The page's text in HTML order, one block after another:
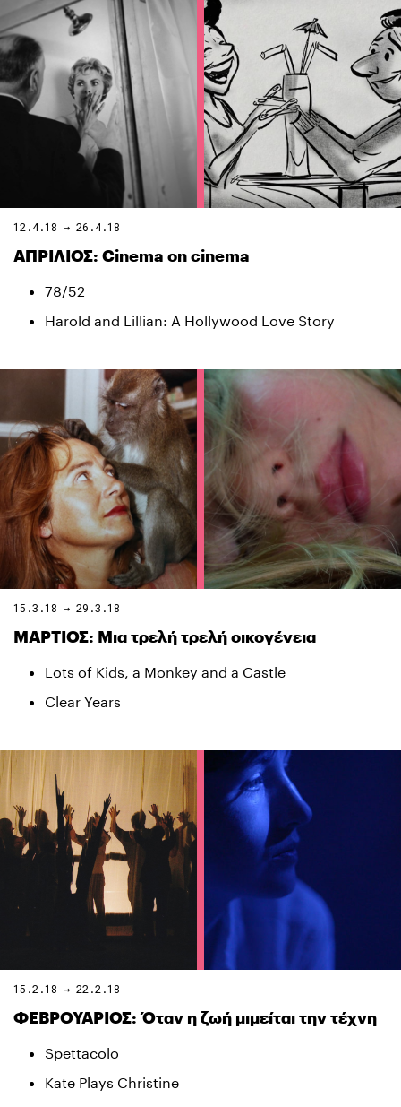
12.4.18 → 26.4.18
ΑΠΡΙΛΙΟΣ: Cinema on cinema
78/52
Harold and Lillian: A Hollywood Love Story
15.3.18 → 29.3.18
ΜΑΡΤΙΟΣ: Μια τρελή τρελή οικογένεια
Lots of Kids, a Monkey and a Castle
Clear Years
15.2.18 → 22.2.18
ΦΕΒΡΟΥΑΡΙΟΣ: Όταν η ζωή μιμείται την τέχνη
Spettacolo
Kate Plays Christine